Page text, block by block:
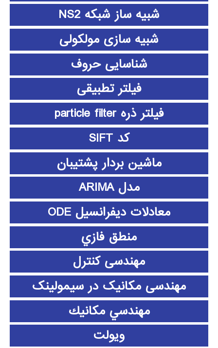
شبیه ساز شبکه NS2
شبیه سازی مولکولی
شناسایی حروف
فیلتر تطبیقی
فیلتر ذره particle filter
کد SIFT
ماشین بردار پشتیبان
مدل ARIMA
معادلات دیفرانسیل ODE
منطق فازي
مهندسی کنترل
مهندسی مکانیک در سیمولینک
مهندسي مكانيك
ویولت